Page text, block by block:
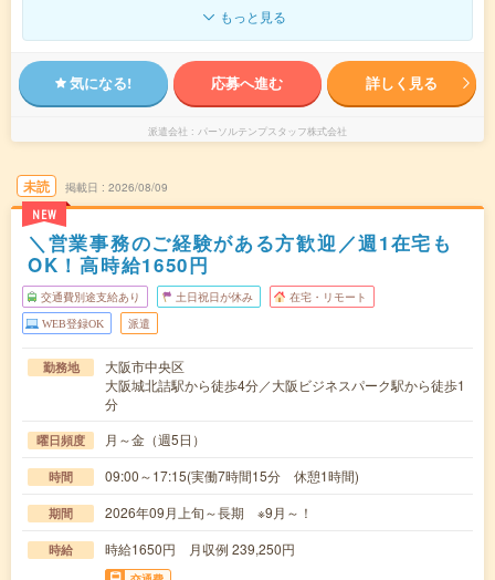
もっと見る
気になる! 応募へ進む 詳しく見る
派遣会社 パーソルテンプスタッフ株式会社
未読
NEW
掲載日 2026/08/09
＼営業事務のご経験がある方歓迎／週1在宅も
OK！高時給1650円
交通費別途支給あり 土日祝日が休み 在宅・リモート
WEB登録OK 派遣
勤務地
大阪市中央区
大阪城北詰駅から徒歩4分／大阪ビジネスパーク駅から徒歩1
分
曜日頻度 月～金（週5日）
時間 09:00～17:15(実働7時間15分 休憩1時間)
期間 2026年09月上旬～長期 ※9月～！
時給 時給1650円 月収例 239,250円